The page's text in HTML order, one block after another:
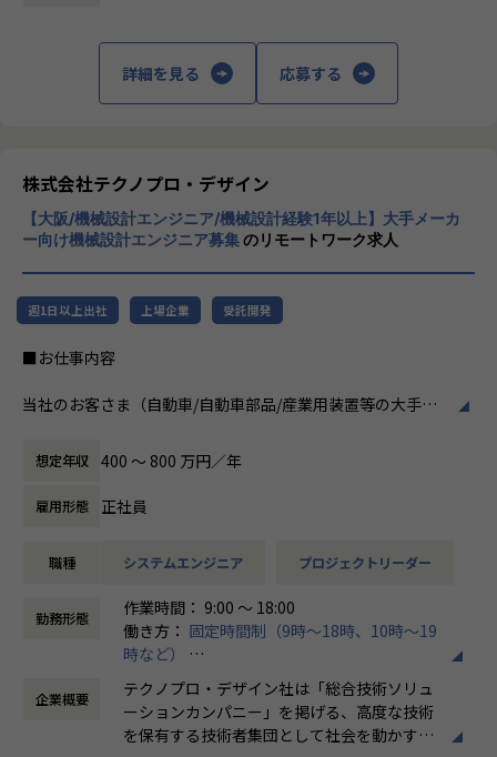
を実現しています。
【業務の変更の範囲】
働く場所に関わらない事業支援や最新技術を
用いた研究開発などを行っています。
程プロジェクトの増加といった世の中で技術
者集団として価値提供を行うために、エンジ
ニアが生涯活躍できる環境を考え事業運営を
行っています。
詳細を見る 応募する
株式会社テクノプロ・デザイン
【大阪/機械設計エンジニア/機械設計経験1年以上】大手メーカ
ー向け機械設計エンジニア募集のリモートワーク求人
週1日以上出社 上場企業 受託開発
■お仕事内容
当社のお客さま（自動車/自動車部品/産業用装置等の大手メ
を用いた製品・装置等の機構・筐体設計、及び解析業務など
の開発業務に従事していただきます。
例えば、、、
・【医療機器】樹脂成形部品の設計開発業務
め
会社についての詳細
当社は、約8,500名のエンジニアの現場力と技術コンサルテ
ィングを融合し、課題解決から価値創造までを一貫して支援
する総合技術ソリューションカンパニーです。
想定年収 400 〜 800 万円／年
雇用形態 正社員
職種 システムエンジニア プロジェクトリーダー
勤務形態
作業時間： 9:00 ～ 18:00
働き方： 固定時間制（9時～18時、10時～19
時など）
時間外労働の有無： 有（月平均20時間）
休憩時間： 60分
企業概要
テクノプロ・デザイン社は「総合技術ソリュ
ーションカンパニー」を掲げる、高度な技術
を保有する技術者集団として社会を動かすこ